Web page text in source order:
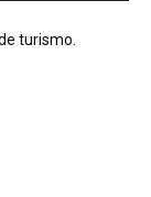
turismo.